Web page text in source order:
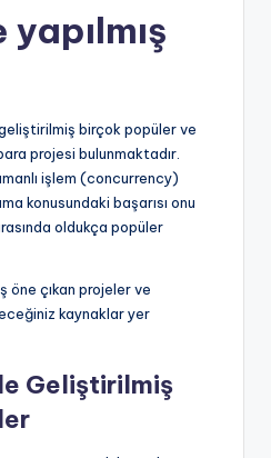
birçok popüler ve
projesi bulunmaktadır.
işlem (concurrency)
konusundaki başarısı onu
oldukça popüler
öne çıkan projeler ve
kaynaklar yer
Geliştirilmiş